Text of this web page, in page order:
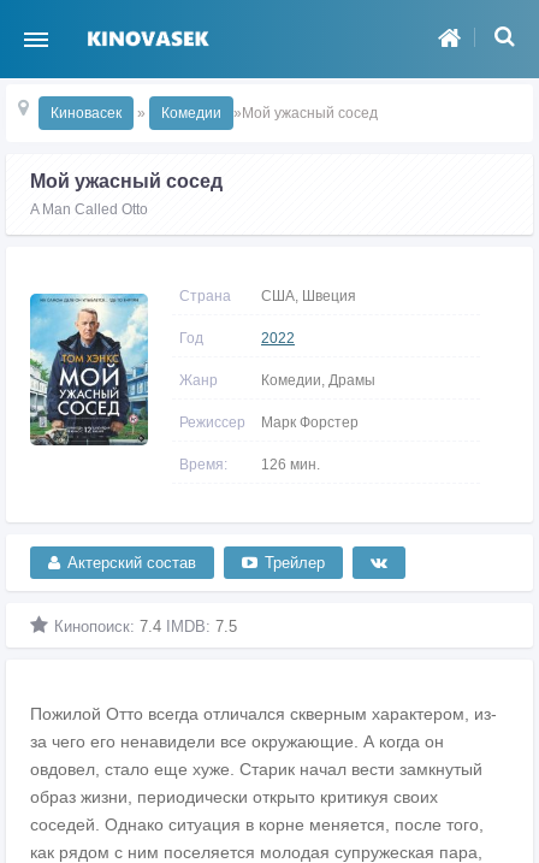
Киновасек » Комедии »Мой ужасный сосед
Мой ужасный сосед
A Man Called Otto
Страна США, Швеция
Год 2022
Жанр Комедии, Драмы
Режиссер Марк Форстер
Время: 126 мин.
Актерский состав Трейлер
Кинопоиск: 7.4 IMDB: 7.5
Пожилой Отто всегда отличался скверным характером, из-
за чего его ненавидели все окружающие. А когда он
овдовел, стало еще хуже. Старик начал вести замкнутый
образ жизни, периодически открыто критикуя своих
соседей. Однако ситуация в корне меняется, после того,
как рядом с ним поселяется молодая супружеская пара,